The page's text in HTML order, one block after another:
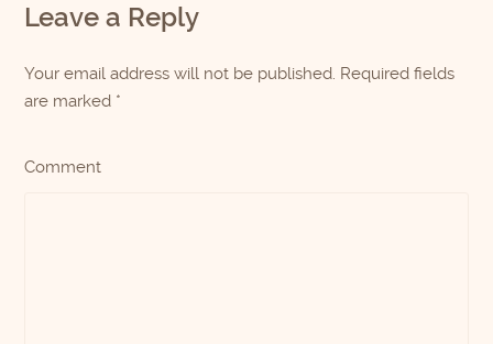
Leave a Reply
Your email address will not be published. Required fields
are marked *
Comment